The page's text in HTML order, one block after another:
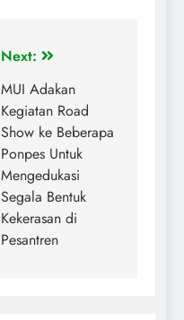
Next:
MUI Adakan
Kegiatan Road
Show ke Beberapa
Ponpes Untuk
Mengedukasi
Segala Bentuk
Kekerasan di
Pesantren